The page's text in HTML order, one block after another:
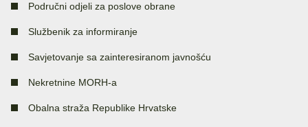
Područni odjeli za poslove obrane
Službenik za informiranje
Savjetovanje sa zainteresiranom javnošću
Nekretnine MORH-a
Obalna straža Republike Hrvatske